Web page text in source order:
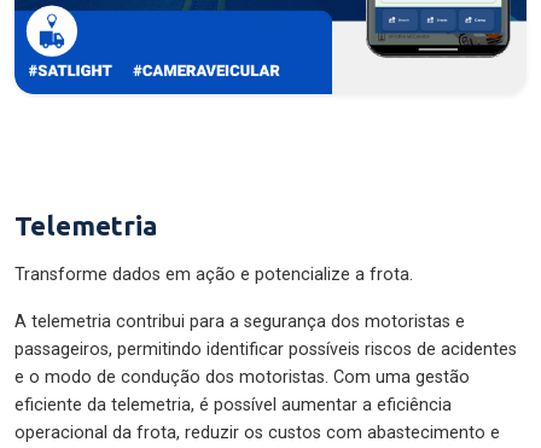
Telemetria
Transforme dados em ação e potencialize a frota.
A telemetria contribui para a segurança dos motoristas e
passageiros, permitindo identificar possíveis riscos de acidentes
e o modo de condução dos motoristas. Com uma gestão
eficiente da telemetria, é possível aumentar a eficiência
operacional da frota, reduzir os custos com abastecimento e